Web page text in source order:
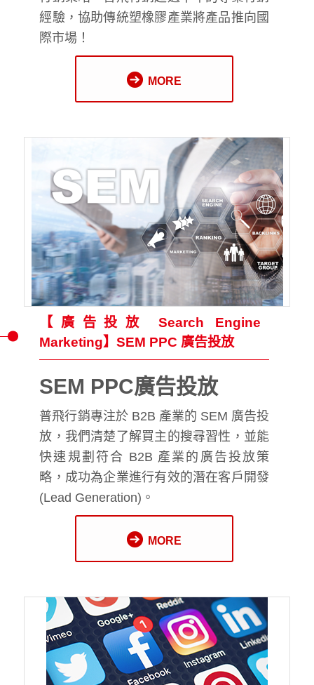
經驗，協助傳統塑橡膠產業將產品推向國
際市場！
MORE
【廣告投放 Search Engine
Marketing】SEM PPC 廣告投放
SEM PPC廣告投放
普飛行銷專注於 B2B 產業的 SEM 廣告投
放，我們清楚了解買主的搜尋習性，並能
快速規劃符合 B2B 產業的廣告投放策
略，成功為企業進行有效的潛在客戶開發
(Lead Generation)。
MORE